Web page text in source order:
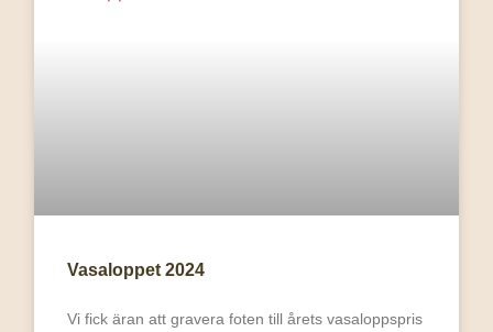
Vasaloppet 2024
Vi fick äran att gravera foten till årets vasaloppspris